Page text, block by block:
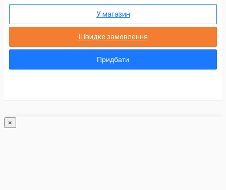
У магазин
Швидке замовлення
Придбати
×